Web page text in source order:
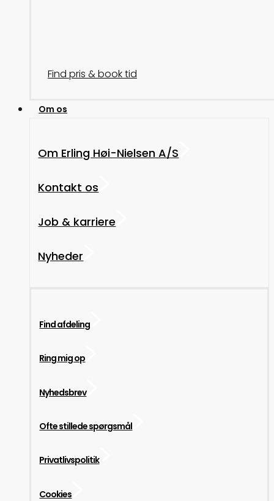
Find pris & book tid
Om os
Om Erling Høi-Nielsen A/S
Kontakt os
Job & karriere
Nyheder
Find afdeling
Ring mig op
Nyhedsbrev
Ofte stillede spørgsmål
Privatlivspolitik
Cookies